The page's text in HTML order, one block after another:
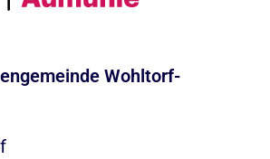
Wohltorf-